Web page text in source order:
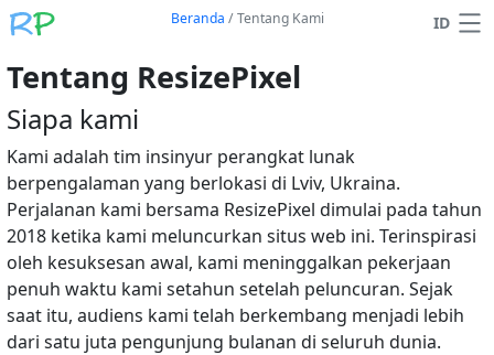
Beranda /Tentang Kami ID
Tentang ResizePixel
Siapa kami
Kami adalah tim insinyur perangkat lunak
berpengalaman yang berlokasi di Lviv, Ukraina.
Perjalanan kami bersama ResizePixel dimulai pada tahun
2018 ketika kami meluncurkan situs web ini. Terinspirasi
oleh kesuksesan awal, kami meninggalkan pekerjaan
penuh waktu kami setahun setelah peluncuran. Sejak
saat itu, audiens kami telah berkembang menjadi lebih
dari satu juta pengunjung bulanan di seluruh dunia.